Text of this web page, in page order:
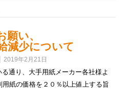
願い、
減少について
2019年2月21日
通り、大手用紙メーカー各社様よ
紙の価格を２０％以上値上する旨